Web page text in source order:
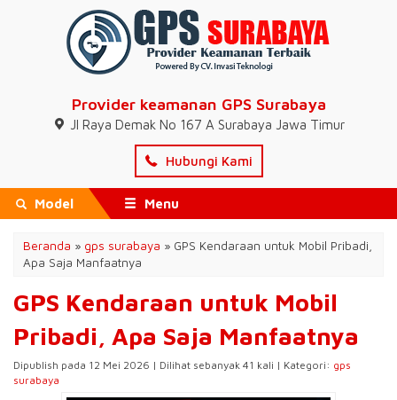
Provider keamanan GPS Surabaya
Jl Raya Demak No 167 A Surabaya Jawa Timur
Hubungi Kami
Model Menu
Beranda » gps surabaya » GPS Kendaraan untuk Mobil Pribadi,
Apa Saja Manfaatnya
GPS Kendaraan untuk Mobil
Pribadi, Apa Saja Manfaatnya
Dipublish pada 12 Mei 2026 | Dilihat sebanyak 41 kali | Kategori: gps
surabaya